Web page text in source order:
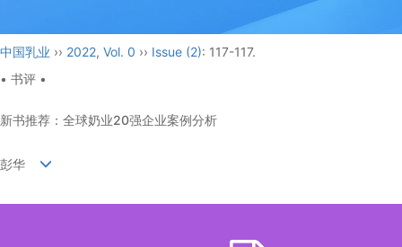
中国乳业 ›› 2022, Vol. 0 ›› Issue (2): 117-117.
• 书评 •
新书推荐：全球奶业20强企业案例分析
彭华